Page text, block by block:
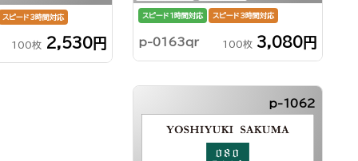
スピード3時間対応
100枚 2,530円
スピード1時間対応 スピード3時間対応
p-0163qr 100枚 3,080円
p-1062